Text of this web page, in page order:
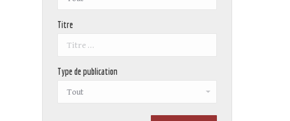
Titre
Type de publication